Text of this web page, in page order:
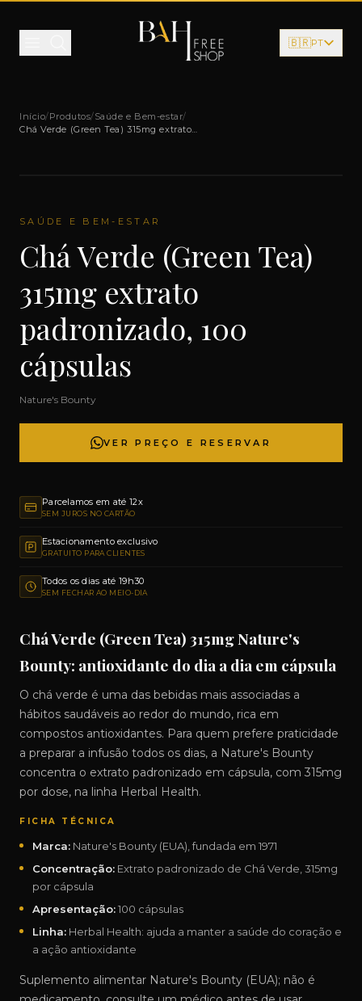
🇧🇷PT
Início/Produtos/Saúde e Bem-estar/
Chá Verde (Green Tea) 315mg extrato
SAÚDE E BEM-ESTAR
Chá Verde (Green Tea)
315mg extrato
padronizado, 100
cápsulas
Nature's Bounty
VER PREÇO E RESERVAR
Parcelamos em até 12x
SEM JUROS NO CARTÃO
Estacionamento exclusivo
GRATUITO PARA CLIENTES
Todos os dias até 19h30
SEM FECHAR AO MEIO-DIA
Chá Verde (Green Tea) 315mg Nature's
Bounty: antioxidante do dia a dia em cápsula
O chá verde é uma das bebidas mais associadas a
hábitos saudáveis ao redor do mundo, rica em
compostos antioxidantes. Para quem prefere praticidade
a preparar a infusão todos os dias, a Nature's Bounty
concentra o extrato padronizado em cápsula, com 315mg
por dose, na linha Herbal Health.
FICHA TÉCNICA
Marca: Nature's Bounty (EUA), fundada em 1971
Concentração: Extrato padronizado de Chá Verde, 315mg
por cápsula
Apresentação:100 cápsulas
Linha: Herbal Health: ajuda a manter a saúde do coração e
a ação antioxidante
Suplemento alimentar Nature's Bounty (EUA); não é